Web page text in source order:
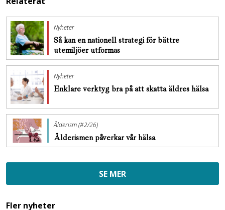
Nyheter
Så kan en nationell strategi för bättre
utemiljöer utformas
Nyheter
Enklare verktyg bra på att skatta äldres hälsa
Ålderism (#2/26)
Ålderismen påverkar vår hälsa
SE MER
Fler nyheter